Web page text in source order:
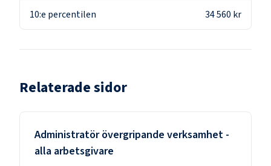
10:e percentilen 34 560 kr
Relaterade sidor
Administratör övergripande verksamhet -
alla arbetsgivare